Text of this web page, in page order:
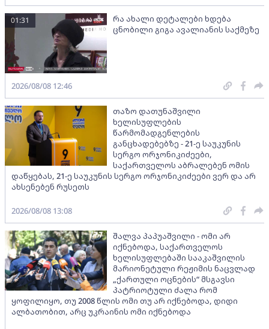
რა ახალი დეტალები ხდება
ცნობილი გიგა ავალიანის საქმეზე
01:31
2026/08/08 12:46
თაზო დათუნაშვილი
ხელისუფლების
წარმომადგენლების
განცხადებებზე - 21-ე საუკუნის
სერგო ორჯონიკიძეები,
საქართველოს აბრალებენ ომის
დაწყებას, 21-ე საუკუნის სერგო ორჯონიკიძეები ვერ და არ
ახსენებენ რუსეთს
2026/08/08 13:08
შალვა პაპუაშვილი - ომი არ
იქნებოდა, საქართველოს
ხელისუფლებაში სააკაშვილის
მარიონეტული რეჟიმის ნაცვლად
„ქართული ოცნების“ მსგავსი
პატრიოტული ძალა რომ
ყოფილიყო, თუ 2008 წლის ომი თუ არ იქნებოდა, დიდი
ალბათობით, არც უკრაინის ომი იქნებოდა